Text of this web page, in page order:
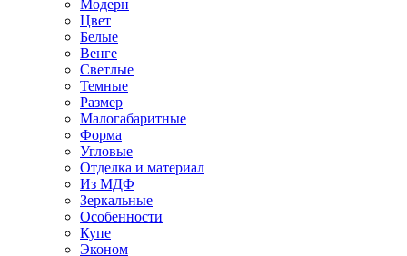
Модерн
Цвет
Белые
Венге
Светлые
Темные
Размер
Малогабаритные
Форма
Угловые
Отделка и материал
Из МДФ
Зеркальные
Особенности
Купе
Эконом